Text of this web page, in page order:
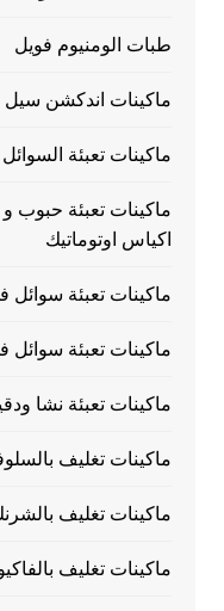
طبات الومنيوم فويل
ماكينات اندكشن سيل
ماكينات تعبئة السوائل
ماكينات تعبئة حبوب
اكياس اوتوماتيك
ماكينات تعبئة سوائل
ماكينات تعبئة
ماكينات تعبئة نشا
ماكينات تغليف
ماكينات تغليف
ماكينات تغليف